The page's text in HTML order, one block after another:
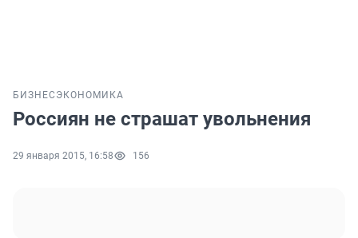
БИЗНЕС ЭКОНОМИКА
Россиян не страшат увольнения
29 января 2015, 16:58 156